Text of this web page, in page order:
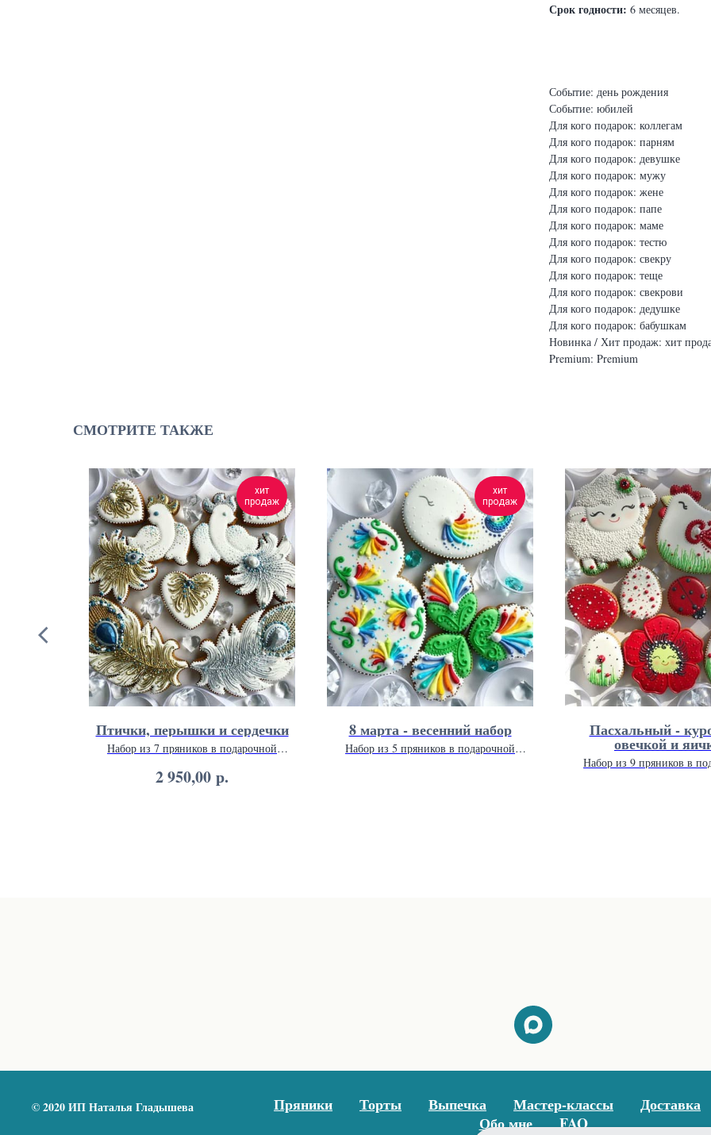
Срок годности: 6 месяцев.
Событие: день рождения
Событие: юбилей
Для кого подарок: коллегам
Для кого подарок: парням
Для кого подарок: девушке
Для кого подарок: мужу
Для кого подарок: жене
Для кого подарок: папе
Для кого подарок: маме
Для кого подарок: тестю
Для кого подарок: свекру
Для кого подарок: теще
Для кого подарок: свекрови
Для кого подарок: дедушке
Для кого подарок: бабушкам
Новинка / Хит продаж: хит
Premium: Premium
СМОТРИТЕ ТАКЖЕ
хит
продаж
Птички, перышки и сердечки
Набор из 7 пряников в подарочной
2 950,00 р.
хит
продаж
8 марта - весенний набор
Набор из 5 пряников в подарочной
Пасхальный -
овечкой и
Набор из 9 пряников в
© 2020 ИП Наталья Гладышева Пряники Торты Выпечка Мастер-классы
Доставка
Обо мне
FAQ